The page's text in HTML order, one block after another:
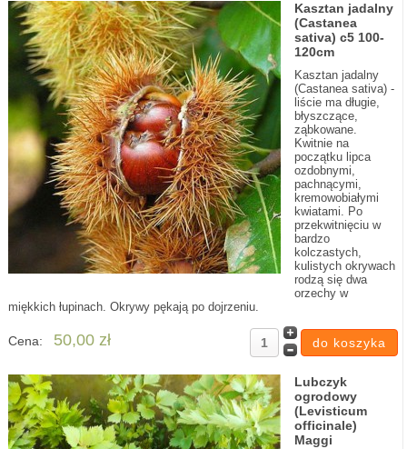
Kasztan jadalny
(Castanea
sativa) c5 100-
120cm
Kasztan jadalny
(Castanea sativa) -
liście ma długie,
błyszczące,
ząbkowane.
Kwitnie na
początku lipca
ozdobnymi,
pachnącymi,
kremowobiałymi
kwiatami. Po
przekwitnięciu w
bardzo
kolczastych,
kulistych okrywach
rodzą się dwa
orzechy w
miękkich łupinach. Okrywy pękają po dojrzeniu.
Cena: 50,00 zł
Lubczyk
ogrodowy
(Levisticum
officinale)
Maggi